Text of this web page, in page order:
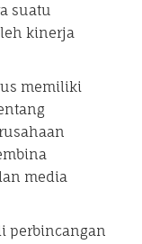
suatu
kinerja
memiliki
media
perbincangan